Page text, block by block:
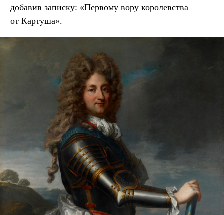
добавив записку: «Первому вору королевства
от Картуша».